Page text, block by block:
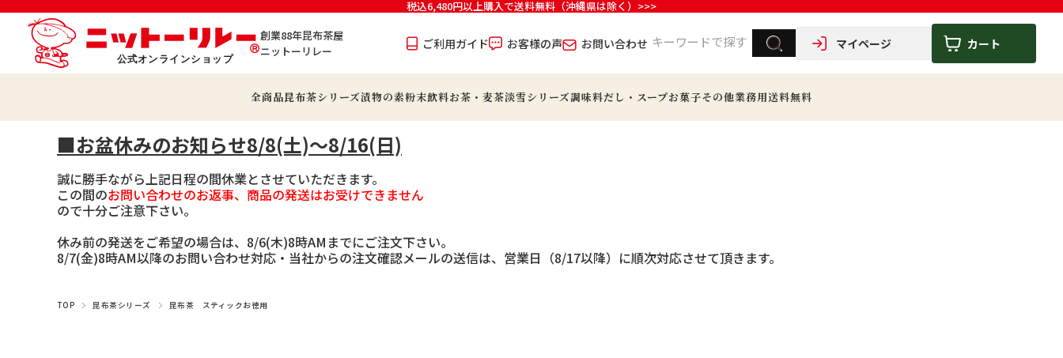
税込6,480円以上購入で送料無料（沖縄県は除く）>>>
創業88年昆布茶屋
ニットーリレー
ご利用ガイド お客様の声 お問い合わせ マイページ カート
全商品昆布茶シリーズ漬物の素粉末飲料お茶・麦茶淡雪シリーズ調味料だし・スープお菓子その他業務用送料無料
■お盆休みのお知らせ8/8(土)～8/16(日)
誠に勝手ながら上記日程の間休業とさせていただきます。
この間のお問い合わせのお返事、商品の発送はお受けできません
ので十分ご注意下さい。
休み前の発送をご希望の場合は、8/6(木)8時AMまでにご注文下さい。
8/7(金)8時AM以降のお問い合わせ対応・当社からの注文確認メールの送信は、営業日（8/17以降）に順次対応させて頂きます。
TOP 昆布茶シリーズ 昆布茶 スティックお徳用